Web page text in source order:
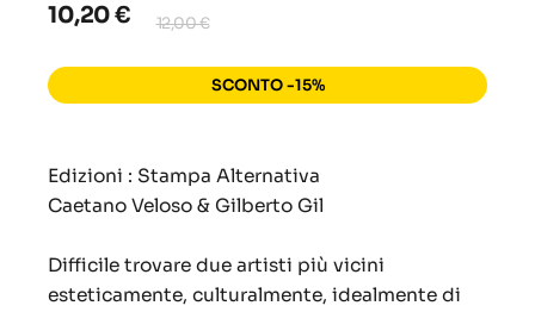
10,20 € 12,00 €
SCONTO -15%
Edizioni : Stampa Alternativa
Caetano Veloso & Gilberto Gil
Difficile trovare due artisti più vicini
esteticamente, culturalmente, idealmente di